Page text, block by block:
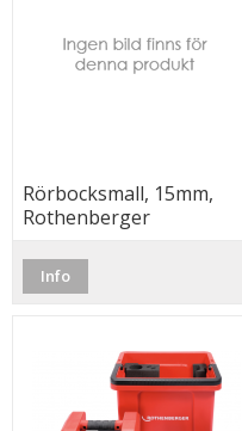
Rörbocksmall, 15mm,
Rothenberger
Info